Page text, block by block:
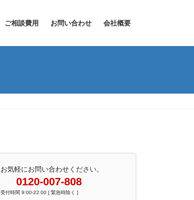
ご相談費用 お問い合わせ 会社概要
お気軽にお問い合わせください。
0120-007-808
受付時間 9:00-22:00 [ 緊急時除く ]